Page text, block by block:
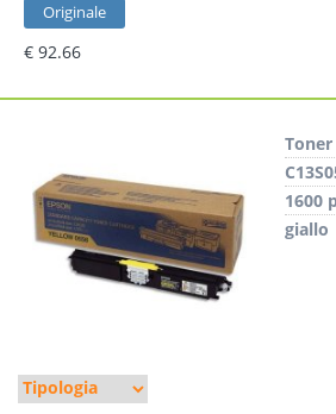
Originale
€ 92.66
Toner
1600
giallo